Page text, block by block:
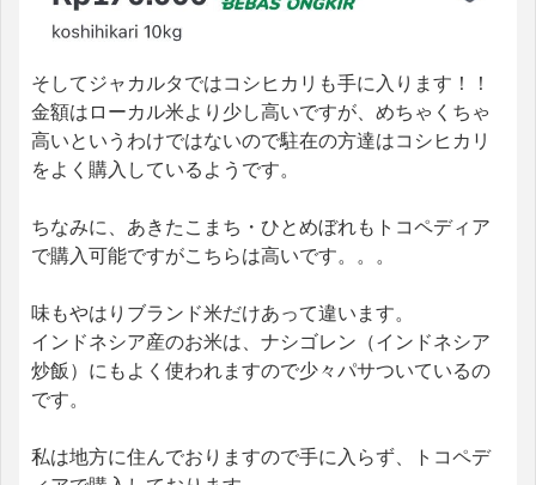
そしてジャカルタではコシヒカリも手に入ります！！
金額はローカル米より少し高いですが、めちゃくちゃ
高いというわけではないので駐在の方達はコシヒカリ
をよく購入しているようです。
ちなみに、あきたこまち・ひとめぼれもトコペディア
で購入可能ですがこちらは高いです。。。
味もやはりブランド米だけあって違います。
インドネシア産のお米は、ナシゴレン（インドネシア
炒飯）にもよく使われますので少々パサついているの
です。
私は地方に住んでおりますので手に入らず、トコペデ